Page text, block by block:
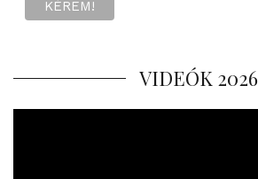
VIDEÓK 2026